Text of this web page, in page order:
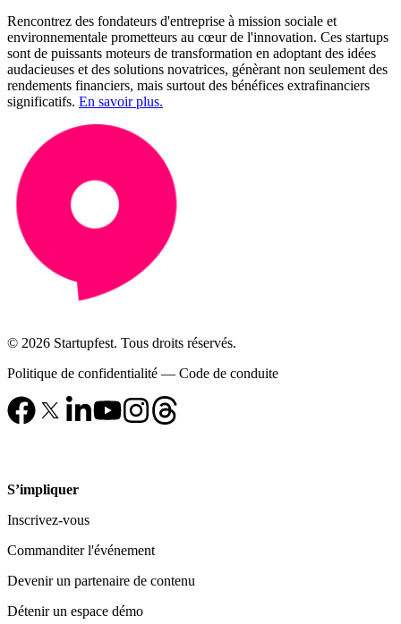
Rencontrez des fondateurs d'entreprise à mission sociale et
environnementale prometteurs au cœur de l'innovation. Ces startups
sont de puissants moteurs de transformation en adoptant des idées
audacieuses et des solutions novatrices, génèrant non seulement des
rendements financiers, mais surtout des bénéfices extrafinanciers
significatifs. En savoir plus.
© 2026 Startupfest. Tous droits réservés.
Politique de confidentialité — Code de conduite
S’impliquer
Inscrivez-vous
Commanditer l'événement
Devenir un partenaire de contenu
Détenir un espace démo